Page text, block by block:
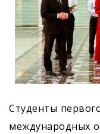
Студенты
международных